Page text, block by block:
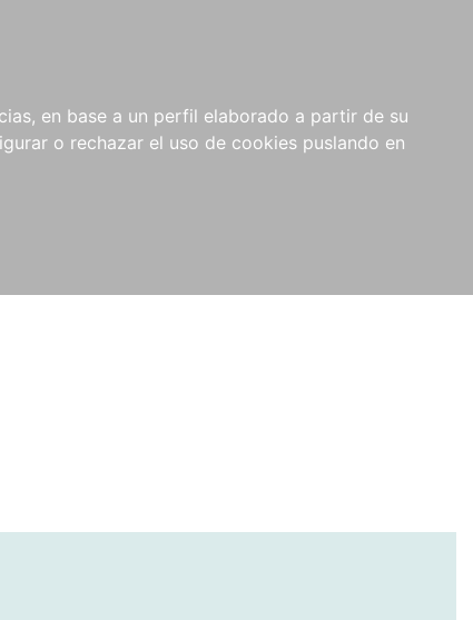
en base a un perfil elaborado a partir de su
o rechazar el uso de cookies puslando en